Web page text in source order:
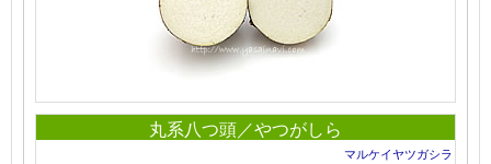
丸系八つ頭／やつがしら
マルケイヤツガシラ